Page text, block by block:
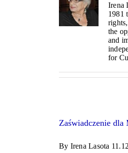
Irena
1981
the
and
for
Zaświadczenie dla
By Irena Lasota